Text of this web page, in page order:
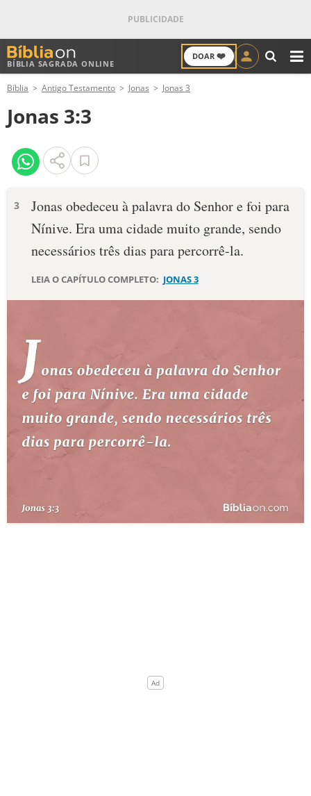
BÍBLIA SAGRADA ONLINE
DOAR ❤️
ANTIGO TESTAMENTO
NOVO TESTAMENTO
VERSÍCULOS
PALAVRA DO DIA
DEVOCIONAL DIÁRIO
10 MANDAMENTOS
ESTUDOS BÍBLICOS
ESBOÇOS DE PREGAÇÃO
TEMAS
TERMO BÍBLICO
Bíblia Antigo Testamento Jonas Jonas 3
Jonas 3:3
3
Jonas obedeceu à palavra do Senhor e foi para
Nínive. Era uma cidade muito gran­de, sendo
necessários três dias para percorrê-la.
LEIA O CAPÍTULO COMPLETO: JONAS 3